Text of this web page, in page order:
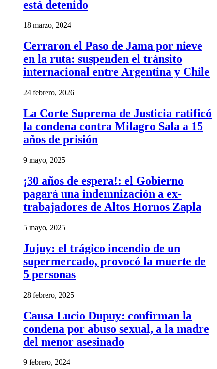
está detenido
18 marzo, 2024
Cerraron el Paso de Jama por nieve
en la ruta: suspenden el tránsito
internacional entre Argentina y Chile
24 febrero, 2026
La Corte Suprema de Justicia ratificó
la condena contra Milagro Sala a 15
años de prisión
9 mayo, 2025
¡30 años de espera!: el Gobierno
pagará una indemnización a ex-
trabajadores de Altos Hornos Zapla
5 mayo, 2025
Jujuy: el trágico incendio de un
supermercado, provocó la muerte de
5 personas
28 febrero, 2025
Causa Lucio Dupuy: confirman la
condena por abuso sexual, a la madre
del menor asesinado
9 febrero, 2024